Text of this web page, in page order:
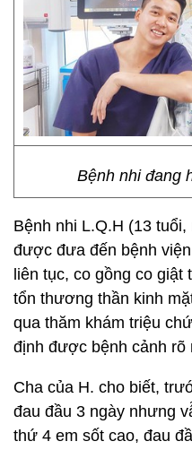
Bệnh nhi đang
Bệnh nhi L.Q.H (13
được đưa đến bệnh
liên tục, co gồng co giật
tổn thương thần kinh
qua thăm khám triệu
định được bệnh cảnh rõ
Cha của H. cho biết,
đau đầu 3 ngày nhưng
thứ 4 em sốt cao, đau